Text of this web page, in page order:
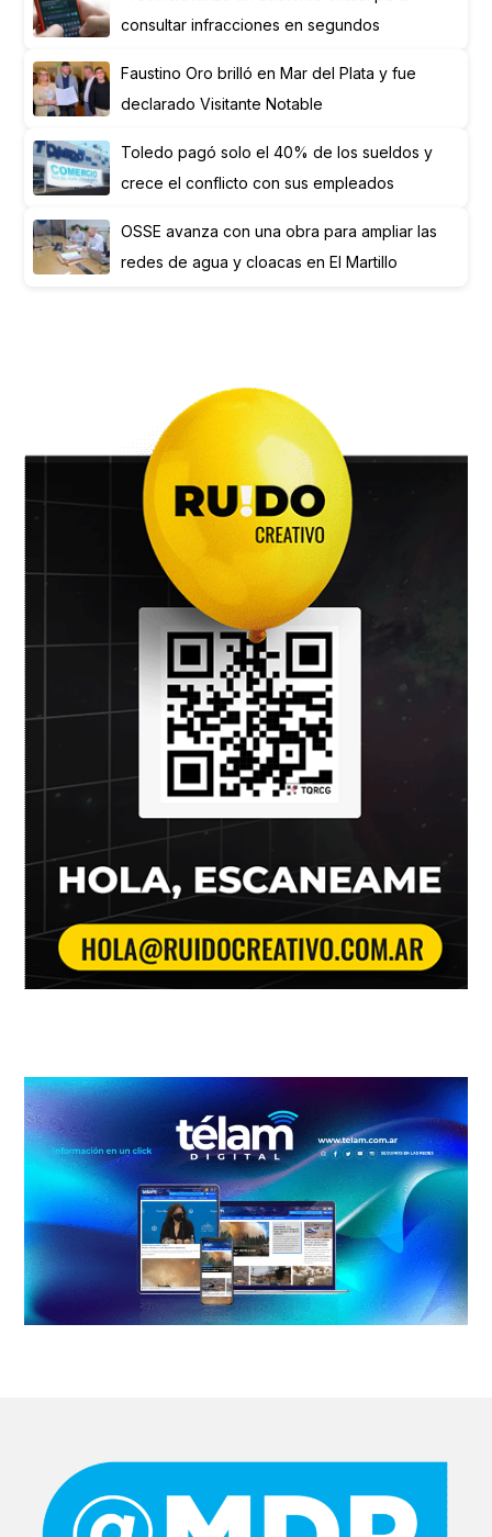
consultar infracciones en segundos
Faustino Oro brilló en Mar del Plata y fue
declarado Visitante Notable
Toledo pagó solo el 40% de los sueldos y
crece el conflicto con sus empleados
OSSE avanza con una obra para ampliar las
redes de agua y cloacas en El Martillo